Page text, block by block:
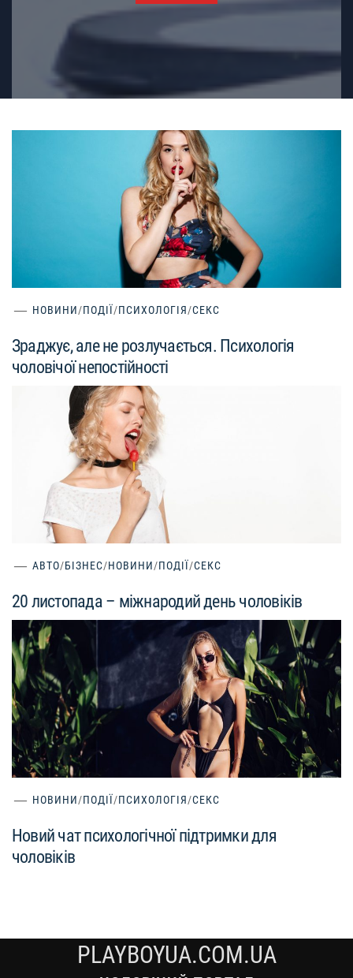
НОВИНИ/ПОДІЇ/ПСИХОЛОГІЯ/СЕКС
Зраджує, але не розлучається. Психологія
чоловічої непостійності
АВТО/БІЗНЕС/НОВИНИ/ПОДІЇ/СЕКС
20 листопада – міжнародий день чоловіків
НОВИНИ/ПОДІЇ/ПСИХОЛОГІЯ/СЕКС
Новий чат психологічної підтримки для
чоловіків
PLAYBOYUA.COM.UA